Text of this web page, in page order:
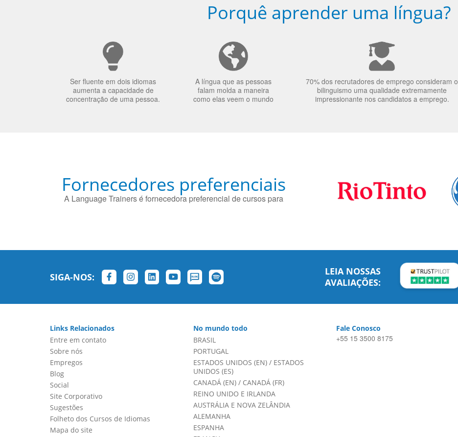
Porquê aprender uma língua?
Ser fluente em dois idiomas
aumenta a capacidade de
concentração de uma pessoa.
A língua que as pessoas
falam molda a maneira
como elas veem o mundo
70% dos recrutadores de emprego consideram o
bilinguismo uma qualidade extremamente
impressionante nos candidatos a emprego.
Fornecedores preferenciais
A Language Trainers é fornecedora preferencial de cursos para
SIGA-NOS:
LEIA NOSSAS
AVALIAÇÕES:
Links Relacionados
Entre em contato
Sobre nós
Empregos
Blog
Social
Site Corporativo
Sugestões
Folheto dos Cursos de Idiomas
Mapa do site
No mundo todo
BRASIL
PORTUGAL
ESTADOS UNIDOS (EN)/ ESTADOS
UNIDOS (ES)
CANADÁ (EN)/ CANADÁ (FR)
REINO UNIDO E IRLANDA
AUSTRÁLIA E NOVA ZELÂNDIA
ALEMANHA
ESPANHA
Fale Conosco
+55 15 3500 8175